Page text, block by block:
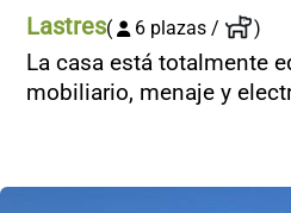
Lastres( 6 plazas / )
La casa está totalmente
mobiliario, menaje y